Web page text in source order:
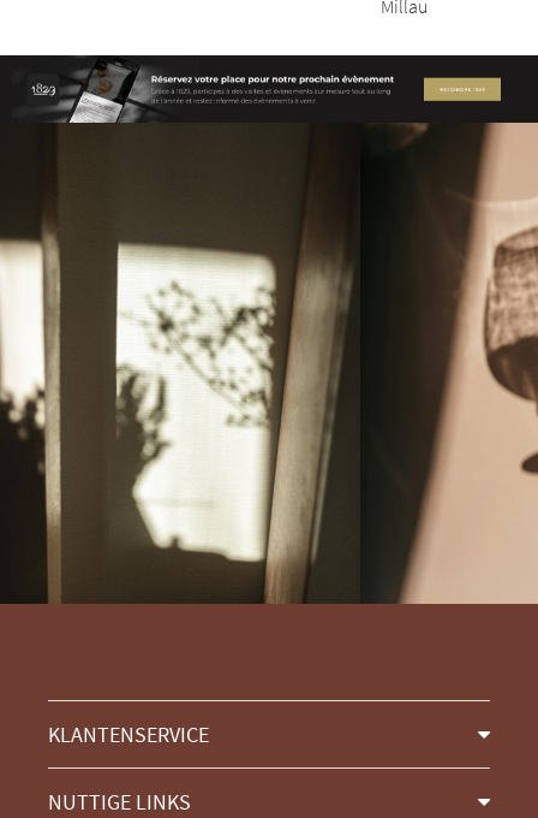
Millau
KLANTENSERVICE
NUTTIGE LINKS